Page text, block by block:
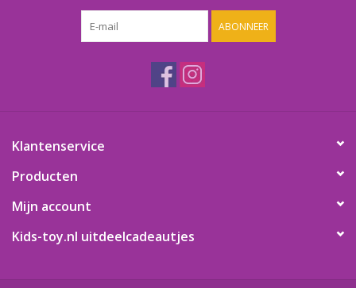
Gevulde capsules & mixen
Snoep / kauwgomballen
ABONNEER
Klantenservice
Producten
Mijn account
Kids-toy.nl uitdeelcadeautjes